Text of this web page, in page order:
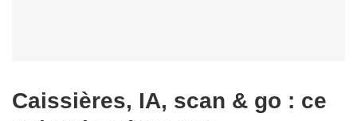
Caissières, IA, scan & go : ce